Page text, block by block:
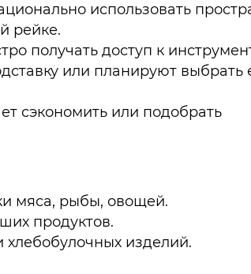
использовать
рейке.
получать доступ к
или планируют выбрать
сэкономить или подобрать
мяса, рыбы, овощей.
продуктов.
изделий.